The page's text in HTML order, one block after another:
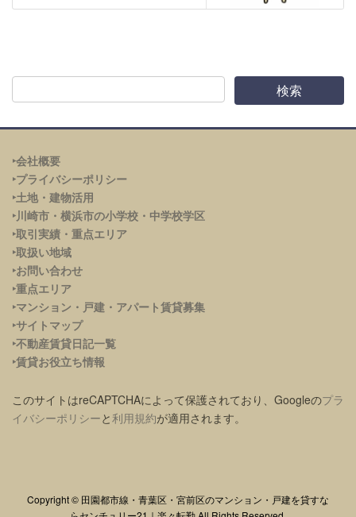
‣会社概要
‣プライバシーポリシー
‣土地・建物活用
‣川崎市・横浜市の小学校・中学校学区
‣取引実績・重点エリア
‣取扱い地域
‣お問い合わせ
‣重点エリア
‣マンション・戸建・アパート賃貸募集
‣サイトマップ
‣不動産賃貸日記一覧
‣賃貸お役立ち情報
このサイトはreCAPTCHAによって保護されており、Googleのプラ
イバシーポリシーと利用規約が適用されます。
Copyright © 田園都市線・青葉区・宮前区のマンション・戸建を貸すな